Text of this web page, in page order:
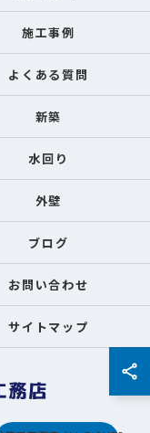
施工事例
よくある質問
新築
水回り
外壁
ブログ
お問い合わせ
サイトマップ